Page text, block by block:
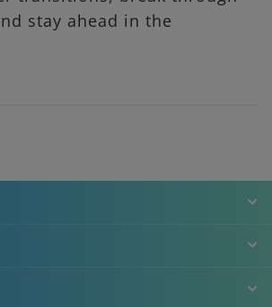
stay ahead in the